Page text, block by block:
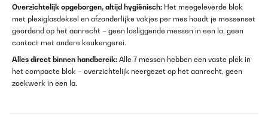
Overzichtelijk opgeborgen, altijd hygiënisch: Het meegeleverde blok
met plexiglasdeksel en afzonderlijke vakjes per mes houdt je messenset
geordend op het aanrecht – geen losliggende messen in een la, geen
contact met andere keukengerei.
Alles direct binnen handbereik: Alle 7 messen hebben een vaste plek in
het compacte blok – overzichtelijk neergezet op het aanrecht, geen
zoekwerk in een la.